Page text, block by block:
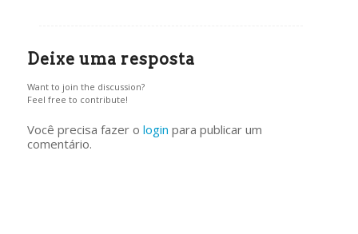
Deixe uma resposta
Want to join the discussion?
Feel free to contribute!
Você precisa fazer o login para publicar um
comentário.